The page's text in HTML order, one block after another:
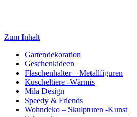
Zum Inhalt
Gartendekoration
Geschenkideen
Flaschenhalter – Metallfiguren
Kuscheltiere -Wärmis
Mila Design
Speedy & Friends
Wohndeko – Skulpturen -Kunst